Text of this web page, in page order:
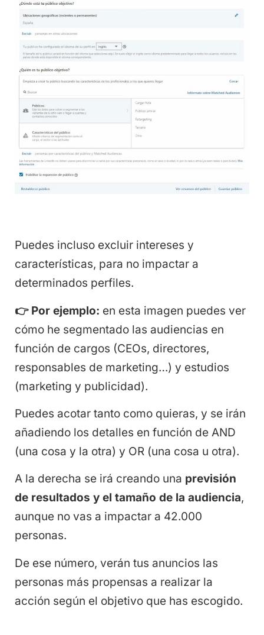
Puedes incluso excluir intereses y
características, para no impactar a
determinados perfiles.
👉 Por ejemplo: en esta imagen puedes ver
cómo he segmentado las audiencias en
función de cargos (CEOs, directores,
responsables de marketing…) y estudios
(marketing y publicidad).
Puedes acotar tanto como quieras, y se irán
añadiendo los detalles en función de AND
(una cosa y la otra) y OR (una cosa u otra).
A la derecha se irá creando una previsión
de resultados y el tamaño de la audiencia,
aunque no vas a impactar a 42.000
personas.
De ese número, verán tus anuncios las
personas más propensas a realizar la
acción según el objetivo que has escogido.